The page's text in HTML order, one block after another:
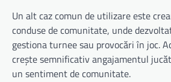
Un alt caz comun de utilizare este
conduse de comunitate, unde
gestiona turnee sau provocări în joc.
crește semnificativ angajamentul
un sentiment de comunitate.